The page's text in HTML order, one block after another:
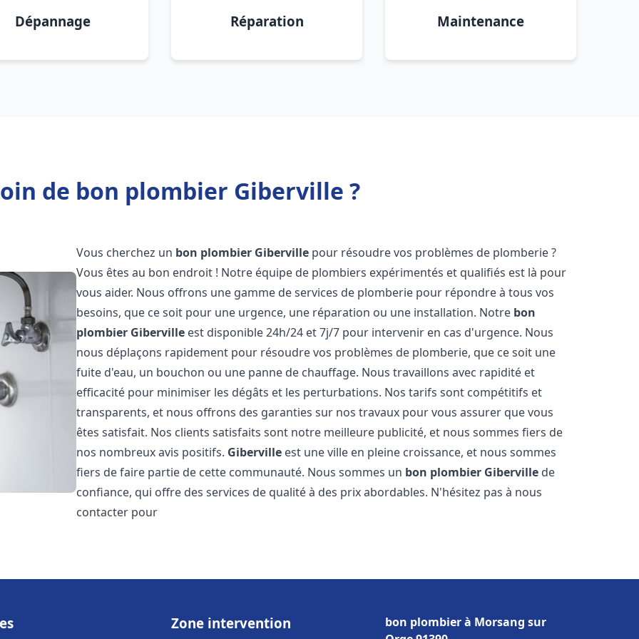
Dépannage Réparation Maintenance
de bon plombier Giberville ?
Vous cherchez un bon plombier Giberville pour résoudre vos problèmes de plomberie ?
Vous êtes au bon endroit ! Notre équipe de plombiers expérimentés et qualifiés est là pour
vous aider. Nous offrons une gamme de services de plomberie pour répondre à tous vos
besoins, que ce soit pour une urgence, une réparation ou une installation. Notre bon
plombier Giberville est disponible 24h/24 et 7j/7 pour intervenir en cas d'urgence. Nous
nous déplaçons rapidement pour résoudre vos problèmes de plomberie, que ce soit une
fuite d'eau, un bouchon ou une panne de chauffage. Nous travaillons avec rapidité et
efficacité pour minimiser les dégâts et les perturbations. Nos tarifs sont compétitifs et
transparents, et nous offrons des garanties sur nos travaux pour vous assurer que vous
êtes satisfait. Nos clients satisfaits sont notre meilleure publicité, et nous sommes fiers de
nos nombreux avis positifs. Giberville est une ville en pleine croissance, et nous sommes
fiers de faire partie de cette communauté. Nous sommes un bon plombier Giberville de
confiance, qui offre des services de qualité à des prix abordables. N'hésitez pas à nous
contacter pour
Zone intervention
bon plombier à Morsang sur